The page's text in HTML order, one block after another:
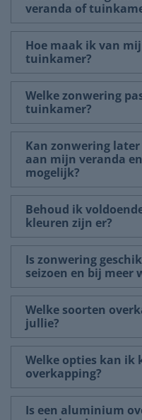
veranda of
Hoe maak ik van
tuinkamer?
Welke zonwering
tuinkamer?
Kan zonwering
aan mijn veranda
mogelijk?
Behoud ik
kleuren zijn er?
Is zonwering
seizoen en bij meer
Welke soorten
jullie?
Welke opties kan ik
overkapping?
Is een aluminium